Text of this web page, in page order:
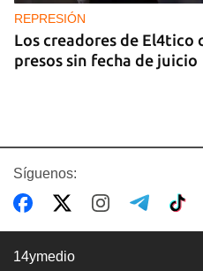
REPRESIÓN
Los creadores de El4tico
presos sin fecha de juicio
Síguenos:
14ymedio